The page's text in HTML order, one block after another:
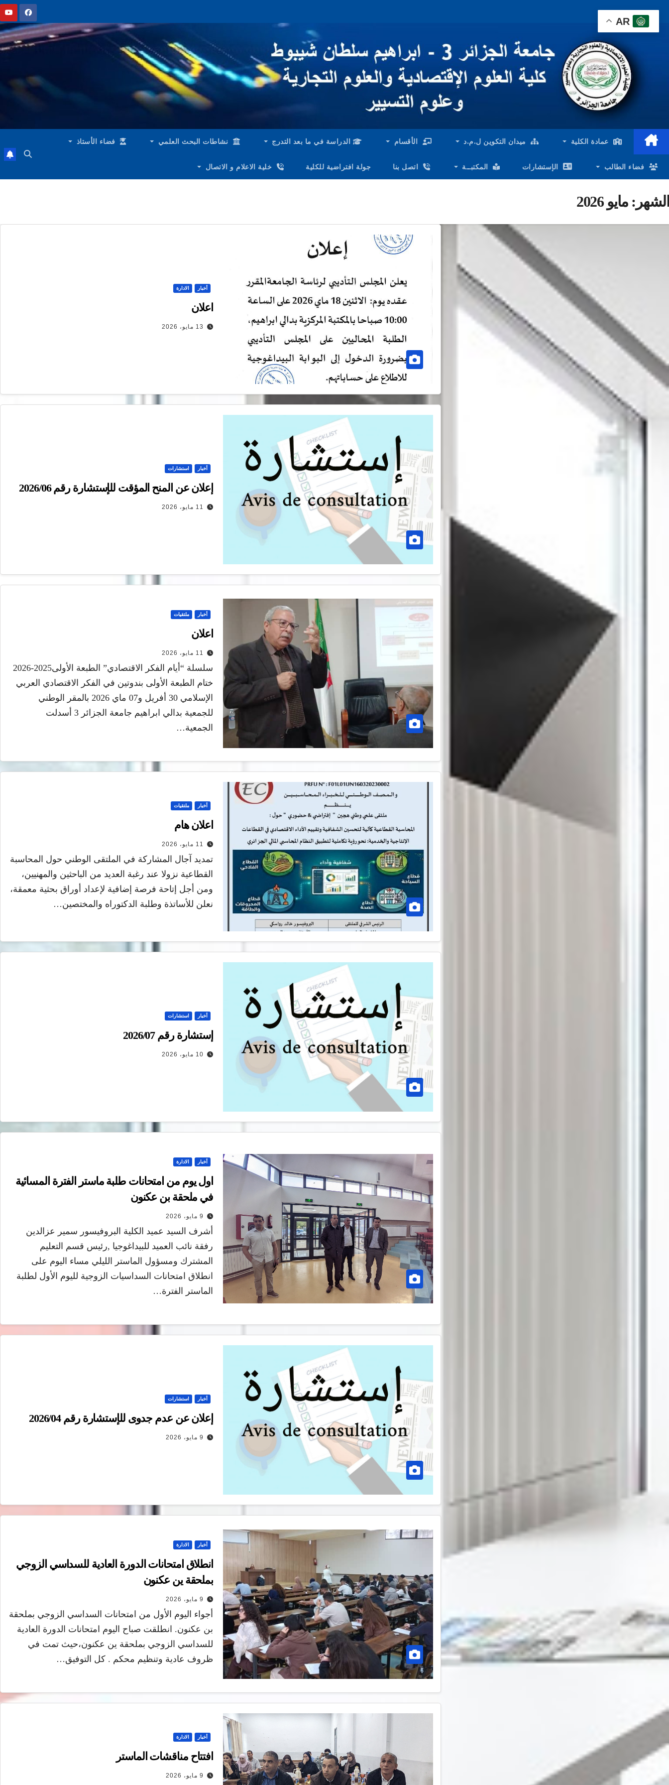
عمادة الكلية ميدان التكوين ل.م.د الأقسام الدراسة في ما بعد التدرج نشاطات البحث العلمي فضاء الأستاذ
فضاء الطالب الإستشارات المكتبــة اتصل بنا جولة افتراضية للكلية خلية الاعلام و الاتصال
الشهر:مايو 2026
أخبار الادارة
اعلان
13 مايو، 2026
أخبار استشارات
إعلان عن المنح المؤقت للإستشارة رقم 2026/06
11 مايو، 2026
أخبار ملتقيات
اعلان
11 مايو، 2026
سلسلة “أيام الفكر الاقتصادي” الطبعة الأولى2025-2026
ختام الطبعة الأولى بندوتين في الفكر الاقتصادي العربي
الإسلامي 30 أفريل و07 ماي 2026 بالمقر الوطني
للجمعية بدالي ابراهيم جامعة الجزائر 3 أسدلت
الجمعية…
أخبار ملتقيات
اعلان هام
11 مايو، 2026
تمديد آجال المشاركة في الملتقى الوطني حول المحاسبة
القطاعية نزولا عند رغبة العديد من الباحثين والمهنيين،
ومن أجل إتاحة فرصة إضافية لإعداد أوراق بحثية معمقة،
نعلن للأساتذة وطلبة الدكتوراه والمختصين…
أخبار استشارات
إستشارة رقم 2026/07
10 مايو، 2026
أخبار الادارة
اول يوم من امتحانات طلبة ماستر الفترة المسائية
في ملحقة بن عكنون
9 مايو، 2026
أشرف السيد عميد الكلية البروفيسور سمير عزالدين
رفقة نائب العميد للبيداغوجيا ,رئيس قسم التعليم
المشترك ومسؤول الماستر الليلي مساء اليوم على
انطلاق امتحانات السداسيات الزوجية لليوم الأول لطلبة
الماستر الفترة…
أخبار استشارات
إعلان عن عدم جدوى للإستشارة رقم 2026/04
9 مايو، 2026
أخبار الادارة
انطلاق امتحانات الدورة العادية للسداسي الزوجي
بملحقة ين عكنون
9 مايو، 2026
أجواء اليوم الأول من امتحانات السداسي الزوجي بملحقة
بن عكنون. انطلقت صباح اليوم امتحانات الدورة العادية
للسداسي الزوجي بملحقة ين عكنون،حيث تمت في
ظروف عادية وتنظيم محكم . كل التوفيق…
أخبار الادارة
افتتاح مناقشات الماستر
9 مايو، 2026
AR